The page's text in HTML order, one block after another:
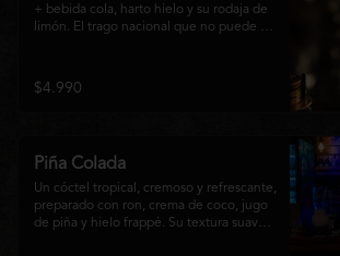
+ bebida cola, harto hielo y su rodaja de
limón. El trago nacional que no puede
$4.990
Piña Colada
Un cóctel tropical, cremoso y refrescante,
preparado con ron, crema de coco, jugo
de piña y hielo frappé. Su textura suave y